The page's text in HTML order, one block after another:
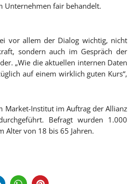
Unternehmen fair behandelt.
vor allem der Dialog wichtig, nicht
sondern auch im Gespräch der
„Wie die aktuellen internen Daten
auf einem wirklich guten Kurs“,
Market-Institut im Auftrag der Allianz
Befragt wurden 1.000
Alter von 18 bis 65 Jahren.